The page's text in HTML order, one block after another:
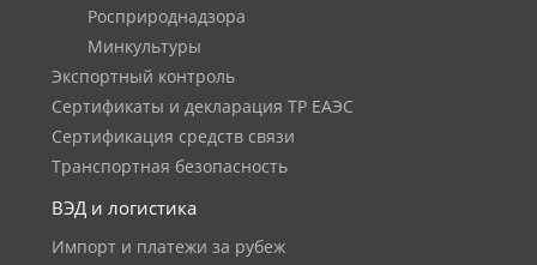
Росприроднадзора
Минкультуры
Экспортный контроль
Сертификаты и декларация ТР ЕАЭС
Сертификация средств связи
Транспортная безопасность
ВЭД и логистика
Импорт и платежи за рубеж